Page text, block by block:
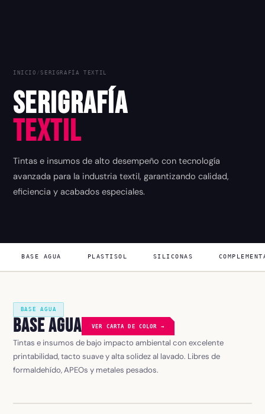
INICIO /SERIGRAFÍA TEXTIL
Serigrafía
Textil
Tintas e insumos de alto desempeño con tecnología
avanzada para la industria textil, garantizando calidad,
eficiencia y acabados especiales.
BASE AGUA PLASTISOL SILICONAS
BASE AGUA
Base Agua VER CARTA DE COLOR →
Tintas e insumos de bajo impacto ambiental con excelente
printabilidad, tacto suave y alta solidez al lavado. Libres de
formaldehído, APEOs y metales pesados.